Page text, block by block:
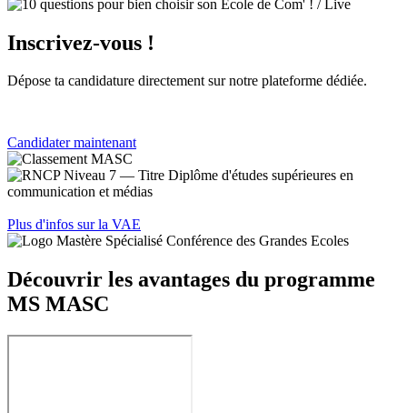
Inscrivez-vous !
Dépose ta candidature directement sur notre plateforme dédiée.
Candidater maintenant
Plus d'infos sur la VAE
Découvrir les avantages du programme
MS MASC